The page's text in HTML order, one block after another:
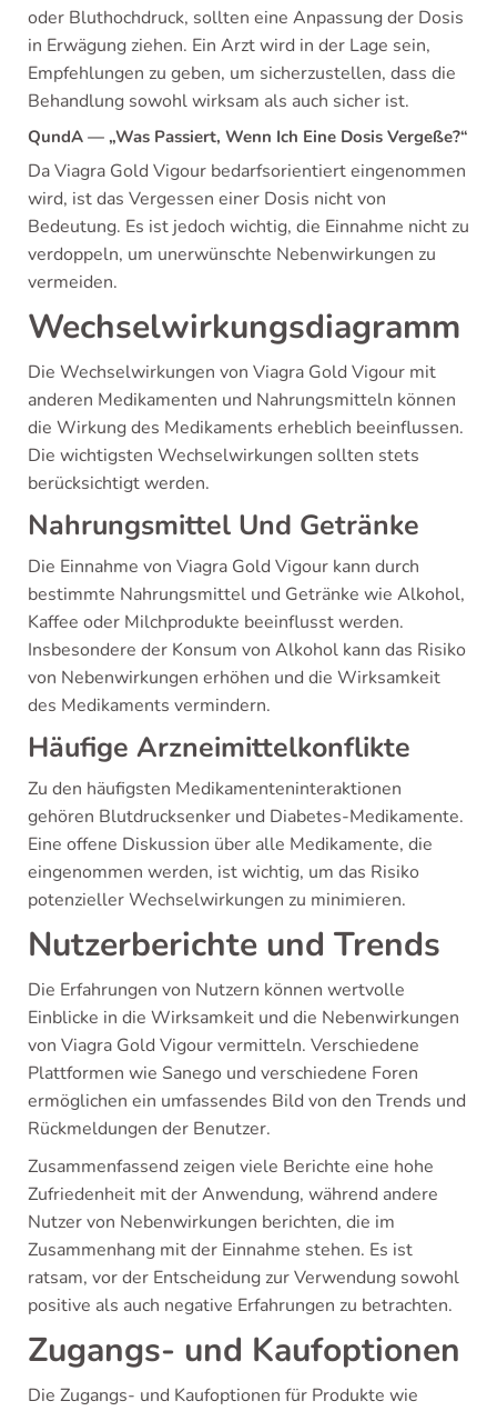
oder Bluthochdruck, sollten eine Anpassung der Dosis
in Erwägung ziehen. Ein Arzt wird in der Lage sein,
Empfehlungen zu geben, um sicherzustellen, dass die
Behandlung sowohl wirksam als auch sicher ist.
QundA — „Was Passiert, Wenn Ich Eine Dosis Vergeße?“
Da Viagra Gold Vigour bedarfsorientiert eingenommen
wird, ist das Vergessen einer Dosis nicht von
Bedeutung. Es ist jedoch wichtig, die Einnahme nicht zu
verdoppeln, um unerwünschte Nebenwirkungen zu
vermeiden.
Wechselwirkungsdiagramm
Die Wechselwirkungen von Viagra Gold Vigour mit
anderen Medikamenten und Nahrungsmitteln können
die Wirkung des Medikaments erheblich beeinflussen.
Die wichtigsten Wechselwirkungen sollten stets
berücksichtigt werden.
Nahrungsmittel Und Getränke
Die Einnahme von Viagra Gold Vigour kann durch
bestimmte Nahrungsmittel und Getränke wie Alkohol,
Kaffee oder Milchprodukte beeinflusst werden.
Insbesondere der Konsum von Alkohol kann das Risiko
von Nebenwirkungen erhöhen und die Wirksamkeit
des Medikaments vermindern.
Häufige Arzneimittelkonflikte
Zu den häufigsten Medikamenteninteraktionen
gehören Blutdrucksenker und Diabetes-Medikamente.
Eine offene Diskussion über alle Medikamente, die
eingenommen werden, ist wichtig, um das Risiko
potenzieller Wechselwirkungen zu minimieren.
Nutzerberichte und Trends
Die Erfahrungen von Nutzern können wertvolle
Einblicke in die Wirksamkeit und die Nebenwirkungen
von Viagra Gold Vigour vermitteln. Verschiedene
Plattformen wie Sanego und verschiedene Foren
ermöglichen ein umfassendes Bild von den Trends und
Rückmeldungen der Benutzer.
Zusammenfassend zeigen viele Berichte eine hohe
Zufriedenheit mit der Anwendung, während andere
Nutzer von Nebenwirkungen berichten, die im
Zusammenhang mit der Einnahme stehen. Es ist
ratsam, vor der Entscheidung zur Verwendung sowohl
positive als auch negative Erfahrungen zu betrachten.
Zugangs- und Kaufoptionen
Die Zugangs- und Kaufoptionen für Produkte wie